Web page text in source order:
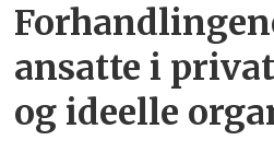
ansatte i
og ideelle